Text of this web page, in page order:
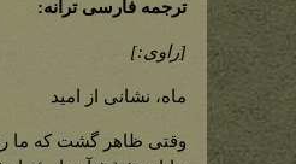
ترجمه فارسی ترانه:
[راوی:]
ماه، نشانی از امید
وقتی ظاهر گشت که ما